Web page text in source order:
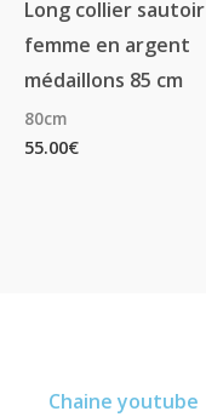
Long collier sautoir
femme en argent
médaillons 85 cm
80cm
55.00€
Chaine youtube